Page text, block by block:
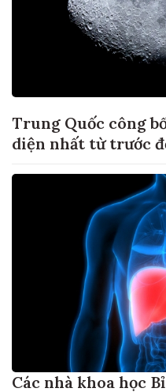
Trung Quốc công
diện nhất từ trước
Các nhà khoa học